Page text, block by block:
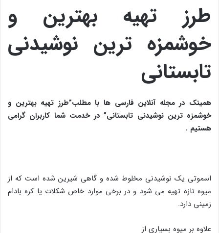
طرز تهیه بهترین و
خوشمزه ترین نوشیدنی
تابستانی
همینک در مجله آنلاین فارسی ها با مطلب”طرز تهیه بهترین و
خوشمزه ترین نوشیدنی تابستانی” در خدمت شما کاربران گرامی
هستیم .
اسموتی یک نوشیدنی مخلوط شده و گاهی شیرین شده است که از
میوه تازه تهیه می شود و در برخی موارد خاص شکلات یا کره بادام
زمینی دارد.
علاوه بر میوه بسیاری از